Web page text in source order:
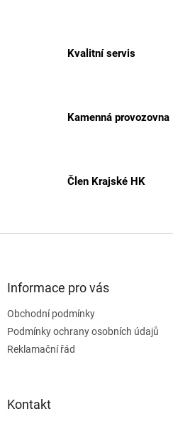
Kvalitní servis
Kamenná provozovna
Člen Krajské HK
Informace pro vás
Obchodní podmínky
Podmínky ochrany osobních údajů
Reklamační řád
Kontakt